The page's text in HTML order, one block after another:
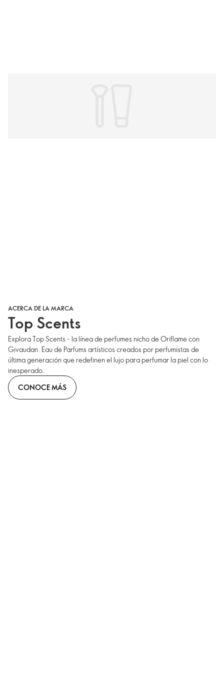
ACERCA DE LA MARCA
Top Scents
Explora Top Scents - la línea de perfumes nicho de Oriflame con
Givaudan. Eau de Parfums artísticos creados por perfumistas de
última generación que redefinen el lujo para perfumar la piel con lo
inesperado.
CONOCE MÁS